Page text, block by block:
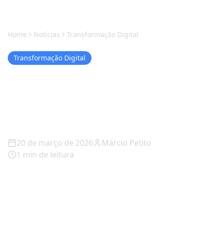
Home Notícias Transformação Digital
Transformação Digital
20 de março de 2026
Márcio Petito
1 min de leitura